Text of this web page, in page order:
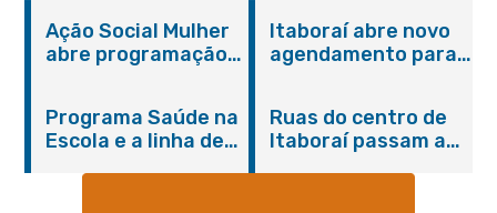
Ação Social Mulher
abre programação
serviços gratuitos e
orientações
Itaboraí abre novo
agendamento para
Programa Saúde na
Escola e a linha de
Ruas do centro de
Itaboraí passam a